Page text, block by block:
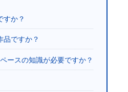
すか？
品ですか？
ースの知識が必要ですか？